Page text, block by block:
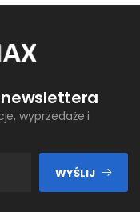
newslettera
wyprzedaże i
WYŚLIJ